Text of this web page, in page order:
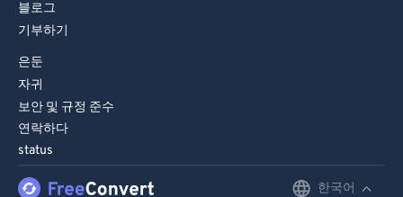
블로그
기부하기
은둔
자귀
보안 및 규정 준수
연락하다
status
한국어